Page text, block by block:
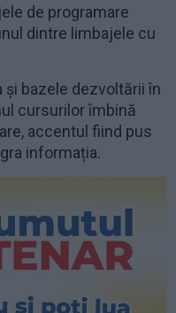
de programare
dintre limbajele cu
și bazele dezvoltării în
cursurilor îmbină
accentul fiind pus
informația.